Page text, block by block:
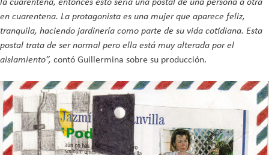
en cuarentena. La protagonista es una mujer que aparece feliz,
tranquila, haciendo jardinería como parte de su vida cotidiana. Esta
postal trata de ser normal pero ella está muy alterada por el
aislamiento”, contó Guillermina sobre su producción.